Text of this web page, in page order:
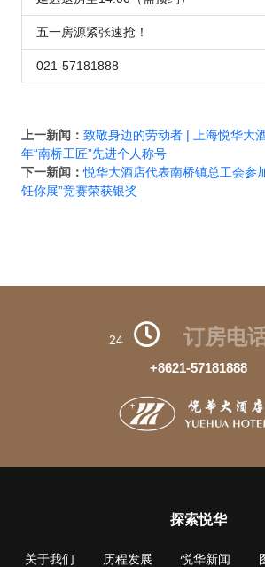
五一房源紧张速抢！
021-57181888
上一新闻： 致敬身边的劳动者 | 上海悦华大
年“南桥工匠”先进个人称号
下一新闻：悦华大酒店代表南桥镇总工会参
饪你展”竞赛荣获银奖
24 订房电
+8621-57181888
探索悦华
关于我们 历程发展 悦华新闻